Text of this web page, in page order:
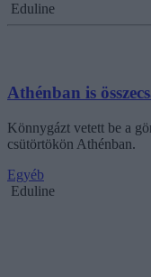
Eduline
Athénban is
Könnygázt vetett be a
csütörtökön Athénban.
Egyéb
Eduline